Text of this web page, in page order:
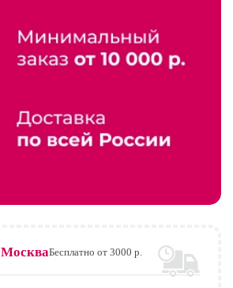
МоскваБесплатно от 3000 р.